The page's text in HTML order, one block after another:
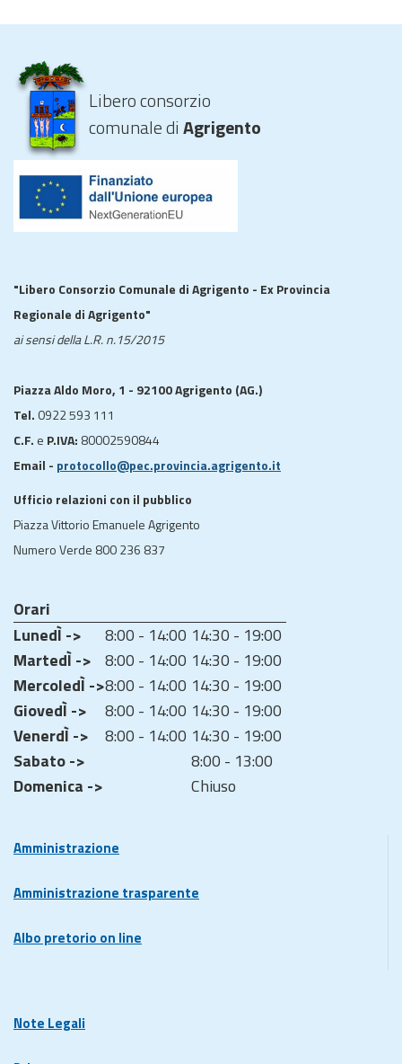
Libero consorzio
comunale diAgrigento
"Libero Consorzio Comunale di Agrigento - Ex Provincia
Regionale di Agrigento"
ai sensi della L.R. n.15/2015
Piazza Aldo Moro, 1 - 92100 Agrigento (AG.)
Tel. 0922 593 111
C.F. e P.IVA: 80002590844
Email - protocollo@pec.provincia.agrigento.it
Ufficio relazioni con il pubblico
Piazza Vittorio Emanuele Agrigento
Numero Verde 800 236 837
Orari
LunedÌ ->
8:00 - 14:00 14:30 - 19:00
MartedÌ -> 8:00 - 14:00 14:30 - 19:00
MercoledÌ ->8:00 - 14:00 14:30 - 19:00
GiovedÌ ->
8:00 - 14:00 14:30 - 19:00
VenerdÌ ->
8:00 - 14:00 14:30 - 19:00
Sabato ->
8:00 - 13:00
Domenica ->
Chiuso
Amministrazione
Amministrazione trasparente
Albo pretorio on line
Note Legali